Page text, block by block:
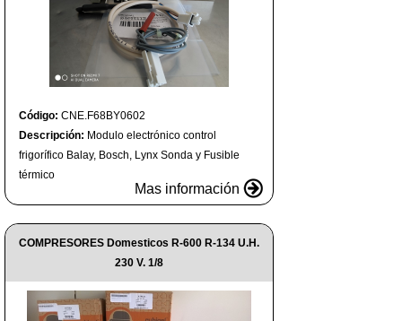
Código: CNE.F68BY0602
Descripción: Modulo electrónico control
frigorífico Balay, Bosch, Lynx Sonda y Fusible
térmico
Mas información
COMPRESORES Domesticos R-600 R-134 U.H.
230 V. 1/8